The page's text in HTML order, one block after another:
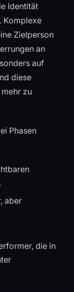
Identität
Komplexe
Zielperson
an
auf
diese
zu
Phasen
aber
die in